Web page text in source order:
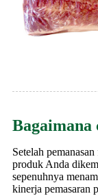
Bagaimana
Setelah
produk Anda
sepenuhnya
kinerja pemasaran